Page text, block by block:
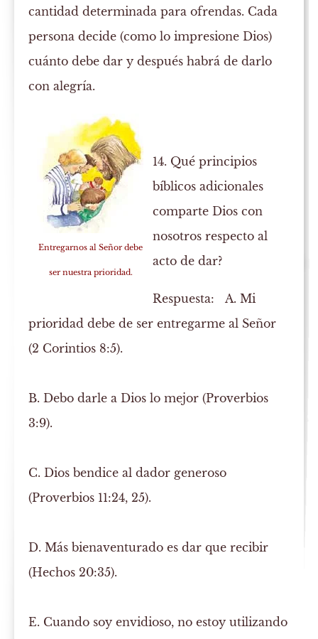
cantidad determinada para ofrendas. Cada
persona decide (como lo impresione Dios)
cuánto debe dar y después habrá de darlo
con alegría.
Entregarnos al Señor debe
ser nuestra prioridad.
14. Qué principios
bíblicos adicionales
comparte Dios con
nosotros respecto al
acto de dar?
Respuesta: A. Mi
prioridad debe de ser entregarme al Señor
(2 Corintios 8:5).
B. Debo darle a Dios lo mejor (Proverbios
3:9).
C. Dios bendice al dador generoso
(Proverbios 11:24, 25).
D. Más bienaventurado es dar que recibir
(Hechos 20:35).
E. Cuando soy envidioso, no estoy utilizando